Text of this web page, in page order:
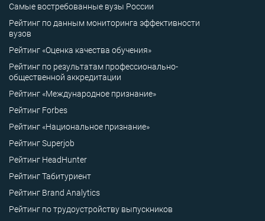
Самые востребованные вузы России
Рейтинг по данным мониторинга эффективности
вузов
Рейтинг «Оценка качества обучения»
Рейтинг по результатам профессионально-
общественной аккредитации
Рейтинг «Международное признание»
Рейтинг Forbes
Рейтинг «Национальное признание»
Рейтинг Superjob
Рейтинг HeadHunter
Рейтинг Табитуриент
Рейтинг Brand Analytics
Рейтинг по трудоустройству выпускников